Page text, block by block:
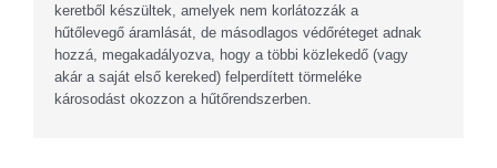
ZX6-
R
'07-
'12
keretből készültek, amelyek nem korlátozzák a
hűtőlevegő áramlását, de másodlagos védőréteget adnak
hozzá, megakadályozva, hogy a többi közlekedő (vagy
akár a saját első kereked) felperdített törmeléke
károsodást okozzon a hűtőrendszerben.